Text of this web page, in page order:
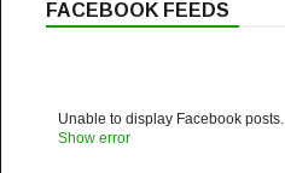
FACEBOOK FEEDS
Unable to display Facebook posts.
Show error